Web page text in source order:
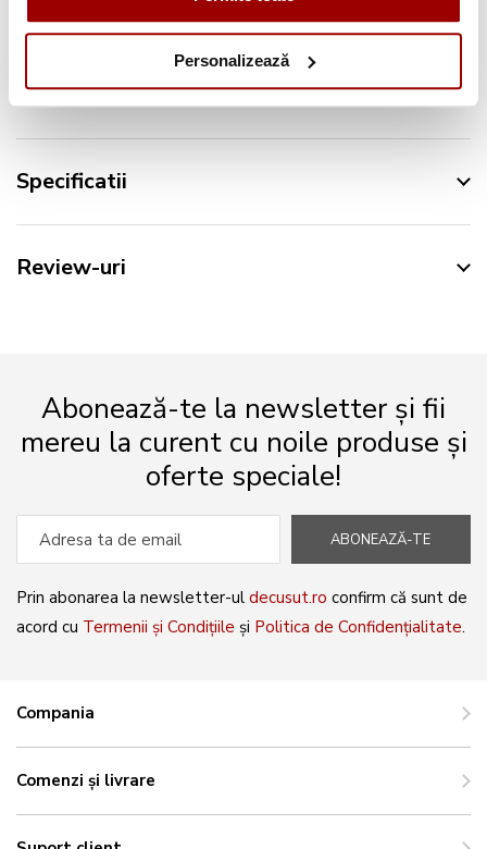
Personalizează
Descriere
Specificatii
Review-uri
Abonează-te la newsletter și fii
mereu la curent cu noile produse și
oferte speciale!
ABONEAZĂ-TE
Prin abonarea la newsletter-ul decusut.ro confirm că sunt de
acord cu Termenii și Condițiile și Politica de Confidențialitate.
Compania
Comenzi și livrare